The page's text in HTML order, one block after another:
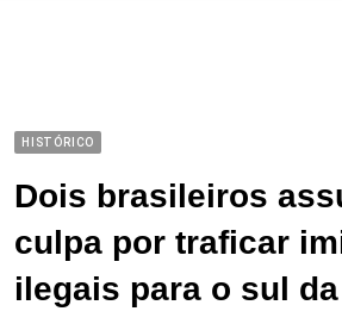
HISTÓRICO
Dois brasileiros
culpa por traficar
ilegais para o sul